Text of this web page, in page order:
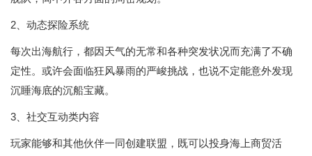
2、动态探险系统
每次出海航行，都因天气的无常和各种突发状况而充满了不确
定性。或许会面临狂风暴雨的严峻挑战，也说不定能意外发现
沉睡海底的沉船宝藏。
3、社交互动类内容
玩家能够和其他伙伴一同创建联盟，既可以投身海上商贸活